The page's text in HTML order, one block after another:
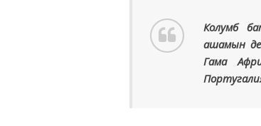
Колумб
ашамын
Гама